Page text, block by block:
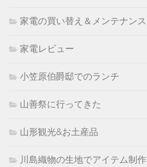
家電の買い替え＆メンテナンス
家電レビュー
小笠原伯爵邸でのランチ
山善祭に行ってきた
山形観光&お土産品
川島織物の生地でアイテム制作